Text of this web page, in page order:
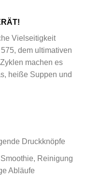
Vielseitigkeit
dem ultimativen
machen es
heiße Suppen und
Druckknöpfe
Reinigung
Abläufe